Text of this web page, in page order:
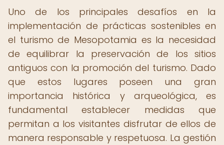
Uno de los principales desafíos en la
implementación de prácticas sostenibles en
el turismo de Mesopotamia es la necesidad
de equilibrar la preservación de los sitios
antiguos con la promoción del turismo. Dado
que estos lugares poseen una gran
importancia histórica y arqueológica, es
fundamental establecer medidas que
permitan a los visitantes disfrutar de ellos de
manera responsable y respetuosa. La gestión